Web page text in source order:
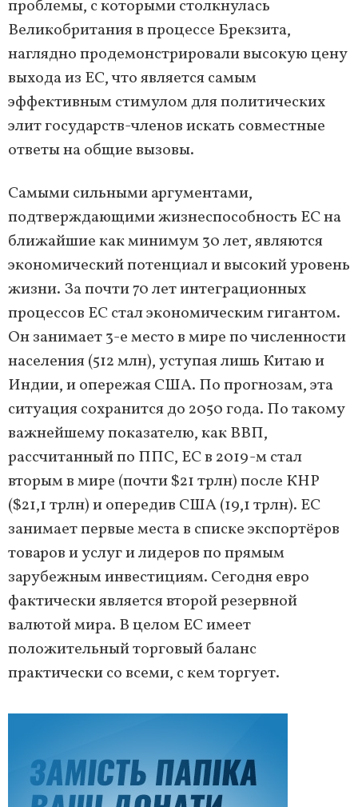
проблемы, с которыми столкнулась
Великобритания в процессе Брекзита,
наглядно продемонстрировали высокую цену
выхода из ЕС, что является самым
эффективным стимулом для политических
элит государств-членов искать совместные
ответы на общие вызовы.
Самыми сильными аргументами,
подтверждающими жизнеспособность ЕС на
ближайшие как минимум 30 лет, являются
экономический потенциал и высокий уровень
жизни. За почти 70 лет интеграционных
процессов ЕС стал экономическим гигантом.
Он занимает 3-е место в мире по численности
населения (512 млн), уступая лишь Китаю и
Индии, и опережая США. По прогнозам, эта
ситуация сохранится до 2050 года. По такому
важнейшему показателю, как ВВП,
рассчитанный по ППС, ЕС в 2019-м стал
вторым в мире (почти $21 трлн) после КНР
($21,1 трлн) и опередив США (19,1 трлн). ЕС
занимает первые места в списке экспортёров
товаров и услуг и лидеров по прямым
зарубежным инвестициям. Сегодня евро
фактически является второй резервной
валютой мира. В целом ЕС имеет
положительный торговый баланс
практически со всеми, с кем торгует.